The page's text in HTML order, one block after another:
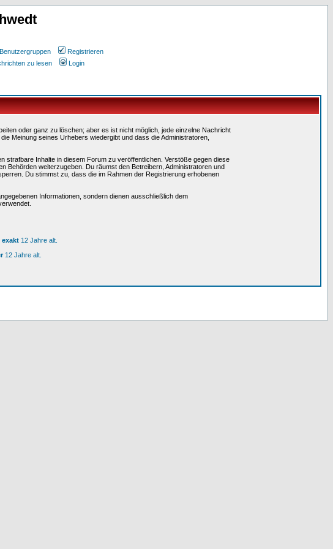
Benutzergruppen
Registrieren
zu lesen Login
oder ganz zu löschen; aber es ist nicht möglich, jede einzelne Nachricht
Meinung seines Urhebers wiedergibt und dass die Administratoren,
strafbare Inhalte in diesem Forum zu veröffentlichen. Verstöße gegen diese
Behörden weiterzugeben. Du räumst den Betreibern, Administratoren und
Du stimmst zu, dass die im Rahmen der Registrierung erhobenen
Informationen, sondern dienen ausschließlich dem
exakt 12 Jahre alt.
12 Jahre alt.